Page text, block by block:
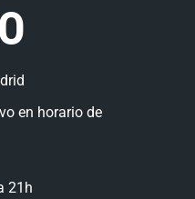
en horario de
21h